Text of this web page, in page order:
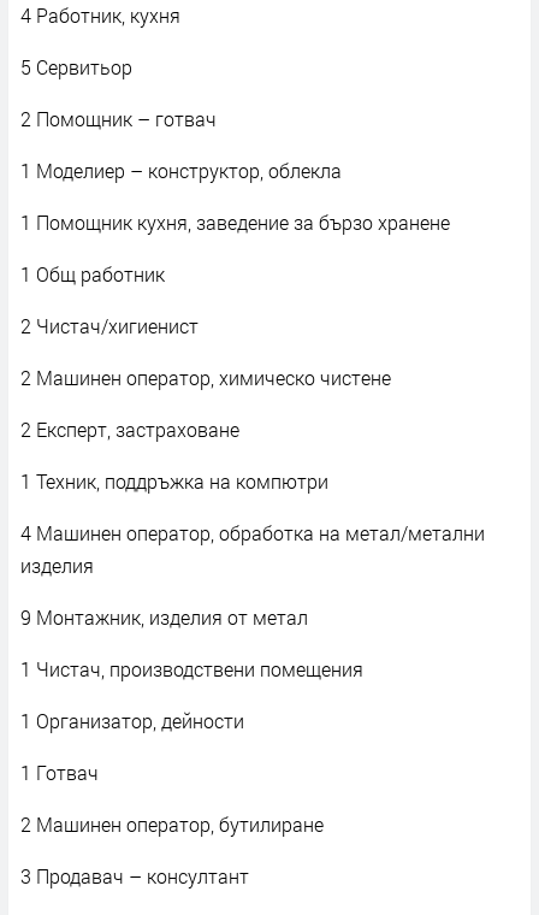
4 Работник, кухня
5 Сервитьор
2 Помощник – готвач
1 Моделиер – конструктор, облекла
1 Помощник кухня, заведение за бързо хранене
1 Общ работник
2 Чистач/хигиенист
2 Машинен оператор, химическо чистене
2 Експерт, застраховане
1 Техник, поддръжка на компютри
4 Машинен оператор, обработка на метал/метални
изделия
9 Монтажник, изделия от метал
1 Чистач, производствени помещения
1 Организатор, дейности
1 Готвач
2 Машинен оператор, бутилиране
3 Продавач – консултант